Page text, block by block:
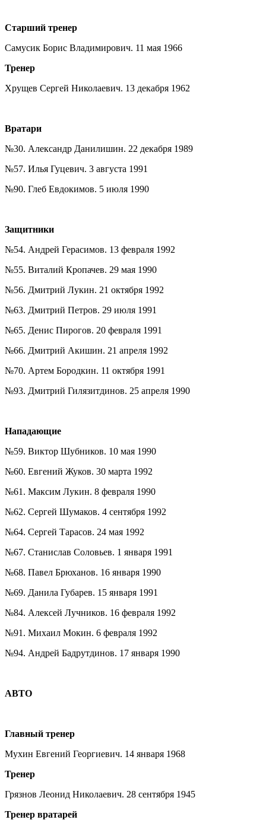
Старший тренер
Самусик Борис Владимирович. 11 мая 1966
Тренер
Хрущев Сергей Николаевич. 13 декабря 1962
Вратари
№30. Александр Данилишин. 22 декабря 1989
№57. Илья Гуцевич. 3 августа 1991
№90. Глеб Евдокимов. 5 июля 1990
Защитники
№54. Андрей Герасимов. 13 февраля 1992
№55. Виталий Кропачев. 29 мая 1990
№56. Дмитрий Лукин. 21 октября 1992
№63. Дмитрий Петров. 29 июля 1991
№65. Денис Пирогов. 20 февраля 1991
№66. Дмитрий Акишин. 21 апреля 1992
№70. Артем Бородкин. 11 октября 1991
№93. Дмитрий Гилязитдинов. 25 апреля 1990
Нападающие
№59. Виктор Шубников. 10 мая 1990
№60. Евгений Жуков. 30 марта 1992
№61. Максим Лукин. 8 февраля 1990
№62. Сергей Шумаков. 4 сентября 1992
№64. Сергей Тарасов. 24 мая 1992
№67. Станислав Соловьев. 1 января 1991
№68. Павел Брюханов. 16 января 1990
№69. Данила Губарев. 15 января 1991
№84. Алексей Лучников. 16 февраля 1992
№91. Михаил Мокин. 6 февраля 1992
№94. Андрей Бадрутдинов. 17 января 1990
АВТО
Главный тренер
Мухин Евгений Георгиевич. 14 января 1968
Тренер
Грязнов Леонид Николаевич. 28 сентября 1945
Тренер вратарей